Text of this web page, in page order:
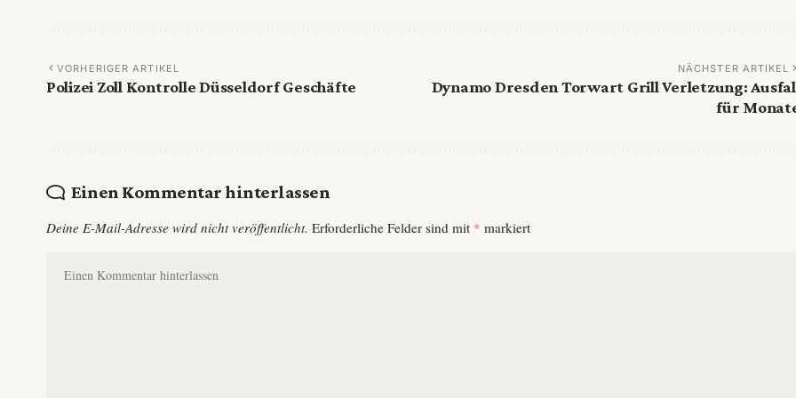
VORHERIGER ARTIKEL
Polizei Zoll Kontrolle Düsseldorf Geschäfte
NÄCHSTER ARTIKEL
Dynamo Dresden Torwart Grill Verletzung:
für
Einen Kommentar hinterlassen
Deine E-Mail-Adresse wird nicht veröffentlicht. Erforderliche Felder sind mit * markiert